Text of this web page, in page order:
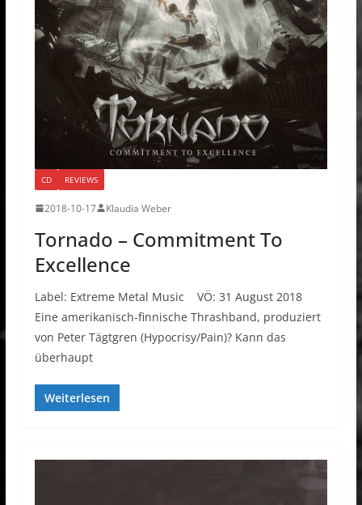
CD REVIEWS
2018-10-17 Klaudia Weber
Tornado – Commitment To
Excellence
Label: Extreme Metal Music VÖ: 31 August 2018
Eine amerikanisch-finnische Thrashband, produziert
von Peter Tägtgren (Hypocrisy/Pain)? Kann das
überhaupt
Weiterlesen